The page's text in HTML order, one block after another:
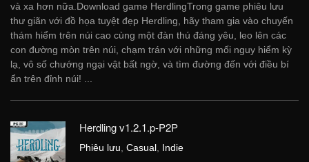
và xa hơn nữa.Download game HerdlingTrong game phiêu lưu
thư giãn với đồ họa tuyệt đẹp Herdling, hãy tham gia vào chuyến
thám hiểm trên núi cao cùng một đàn thú đáng yêu, leo lên các
con đường mòn trên núi, chạm trán với những mối nguy hiểm kỳ
lạ, vô số chướng ngại vật bất ngờ, và tìm đường đến với điều bí
ẩn trên đỉnh núi! ...
Herdling v1.2.1.p-P2P
Phiêu lưu Casual Indie